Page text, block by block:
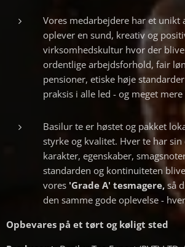
Vores medarbejdere har et unikt
oplever en sund, kreativ og
virksomhedskultur hvor der
ordentlige arbejdsforhold, fair
pensioner, etiske høje
praksis i alle led - og meget mere
Basilur te er høstet og pakket
styrke og kvalitet. Hver te har sin
karakter, egenskaber,
standarden og kontinuiteten
vores 'Grade A' tesmagere, så
den samme gode oplevelse -
Opbevares på et tørt og køligt sted